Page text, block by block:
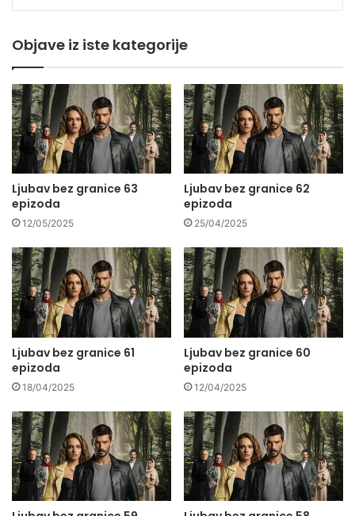
Objave iz iste kategorije
Ljubav bez granice 63
epizoda
12/05/2025
Ljubav bez granice 62
epizoda
25/04/2025
Ljubav bez granice 61
epizoda
18/04/2025
Ljubav bez granice 60
epizoda
12/04/2025